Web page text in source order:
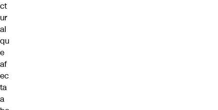
ct
ur
al
qu
e
af
ec
ta
a